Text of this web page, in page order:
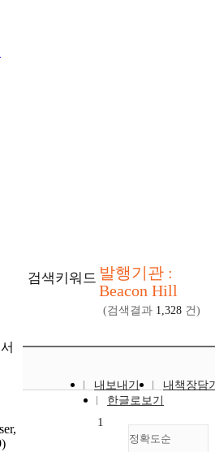
검색키워드 발행기관 :
Beacon Hill
(검색결과 1,328 건)
내보내기
내책장담
한글로보기
정확도순
1